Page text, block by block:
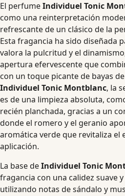
El perfumeIndividuel Tonic
como una reinterpretación
refrescante de un clásico de la
Esta fragancia ha sido diseñada
valora la pulcritud y el
apertura efervescente que
con un toque picante de bayas
Individuel Tonic Montblanc, la
es de una limpieza absoluta,
recién planchada, gracias a un
donde el romero y el geranio
aromática verde que revitaliza el
aplicación.
La base deIndividuel Tonic
fragancia con una calidez suave
utilizando notas de sándalo y